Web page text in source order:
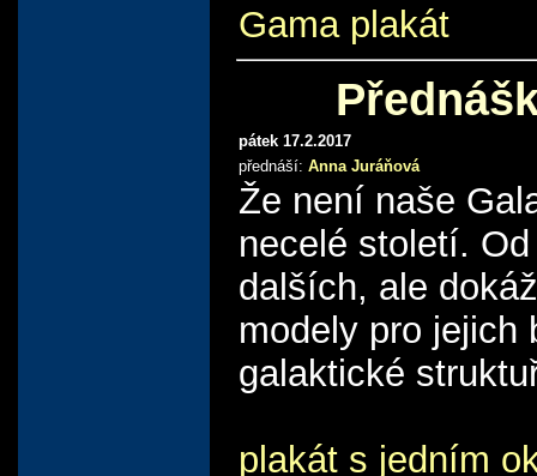
Gama plakát
pátek 17.2.2017
přednáší: Anna Juráňová
Že není naše
necelé století.
dalších, ale
modely pro jejich
galaktické
plakát s jedním